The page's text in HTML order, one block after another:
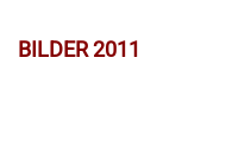
BILDER 2011